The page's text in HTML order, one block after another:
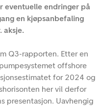
eventuelle endringer på
en kjøpsanbefaling
aksje.
Q3-rapporten. Etter en
offshore
for 2024 og
her vil derfor
presentasjon. Uavhengig